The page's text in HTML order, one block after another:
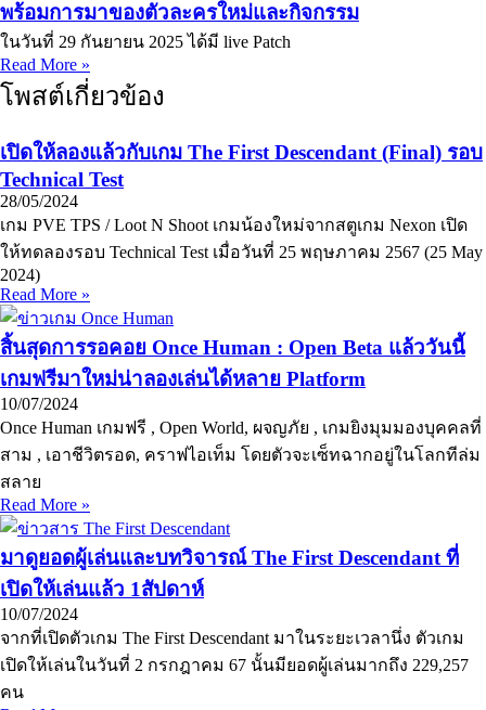
พร้อมการมาของตัวละครใหม่และกิจกรรม
ในวันที่ 29 กันยายน 2025 ได้มี live Patch
Read More »
โพสต์เกี่ยวข้อง
เปิดให้ลองแล้วกับเกม The First Descendant (Final) รอบ
Technical Test
28/05/2024
เกม PVE TPS / Loot N Shoot เกมน้องใหม่จากสตูเกม Nexon เปิด
ให้ทดลองรอบ Technical Test เมื่อวันที่ 25 พฤษภาคม 2567 (25 May
2024)
Read More »
สิ้นสุดการรอคอย Once Human : Open Beta แล้ววันนี้
เกมฟรีมาใหม่น่าลองเล่นได้หลาย Platform
10/07/2024
Once Human เกมฟรี , Open World, ผจญภัย , เกมยิงมุมมองบุคคลที่
สาม , เอาชีวิตรอด, คราฟไอเท็ม โดยตัวจะเซ็ทฉากอยู่ในโลกทีล่ม
สลาย
Read More »
มาดูยอดผู้เล่นและบทวิจารณ์ The First Descendant ที่
เปิดให้เล่นแล้ว 1สัปดาห์
10/07/2024
จากที่เปิดตัวเกม The First Descendant มาในระยะเวลานึ่ง ตัวเกม
เปิดให้เล่นในวันที่ 2 กรกฎาคม 67 นั้นมียอดผู้เล่นมากถึง 229,257
คน